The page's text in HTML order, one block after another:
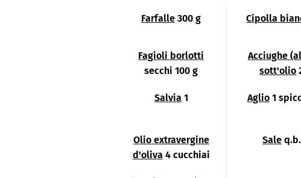
Farfalle 300 g Cipolla
Fagioli borlotti
secchi 100 g
Acciughe
sott'olio
Salvia 1 Aglio 1
Olio extravergine
d'oliva 4 cucchiai
Sale q.b.